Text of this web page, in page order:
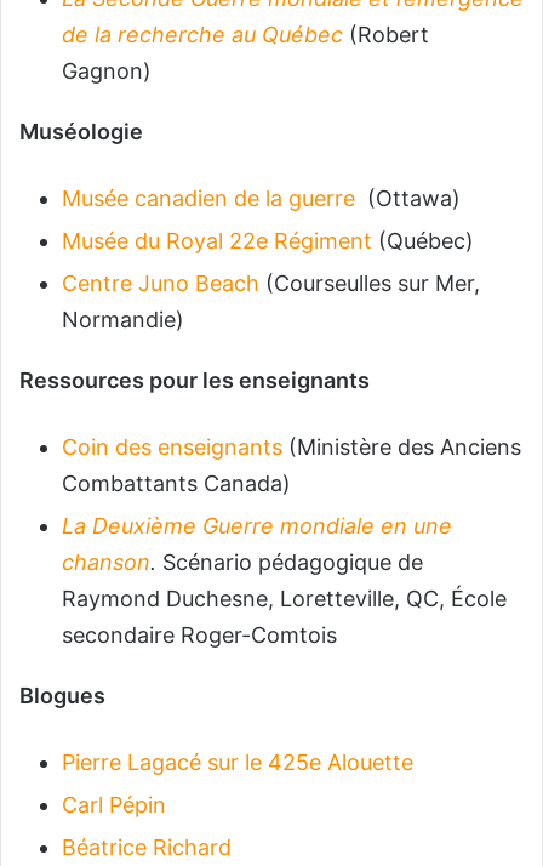
de la recherche au Québec (Robert
Gagnon)
Muséologie
Musée canadien de la guerre (Ottawa)
Musée du Royal 22e Régiment (Québec)
Centre Juno Beach (Courseulles sur Mer,
Normandie)
Ressources pour les enseignants
Coin des enseignants (Ministère des Anciens
Combattants Canada)
La Deuxième Guerre mondiale en une
chanson. Scénario pédagogique de
Raymond Duchesne, Loretteville, QC, École
secondaire Roger-Comtois
Blogues
Pierre Lagacé sur le 425e Alouette
Carl Pépin
Béatrice Richard